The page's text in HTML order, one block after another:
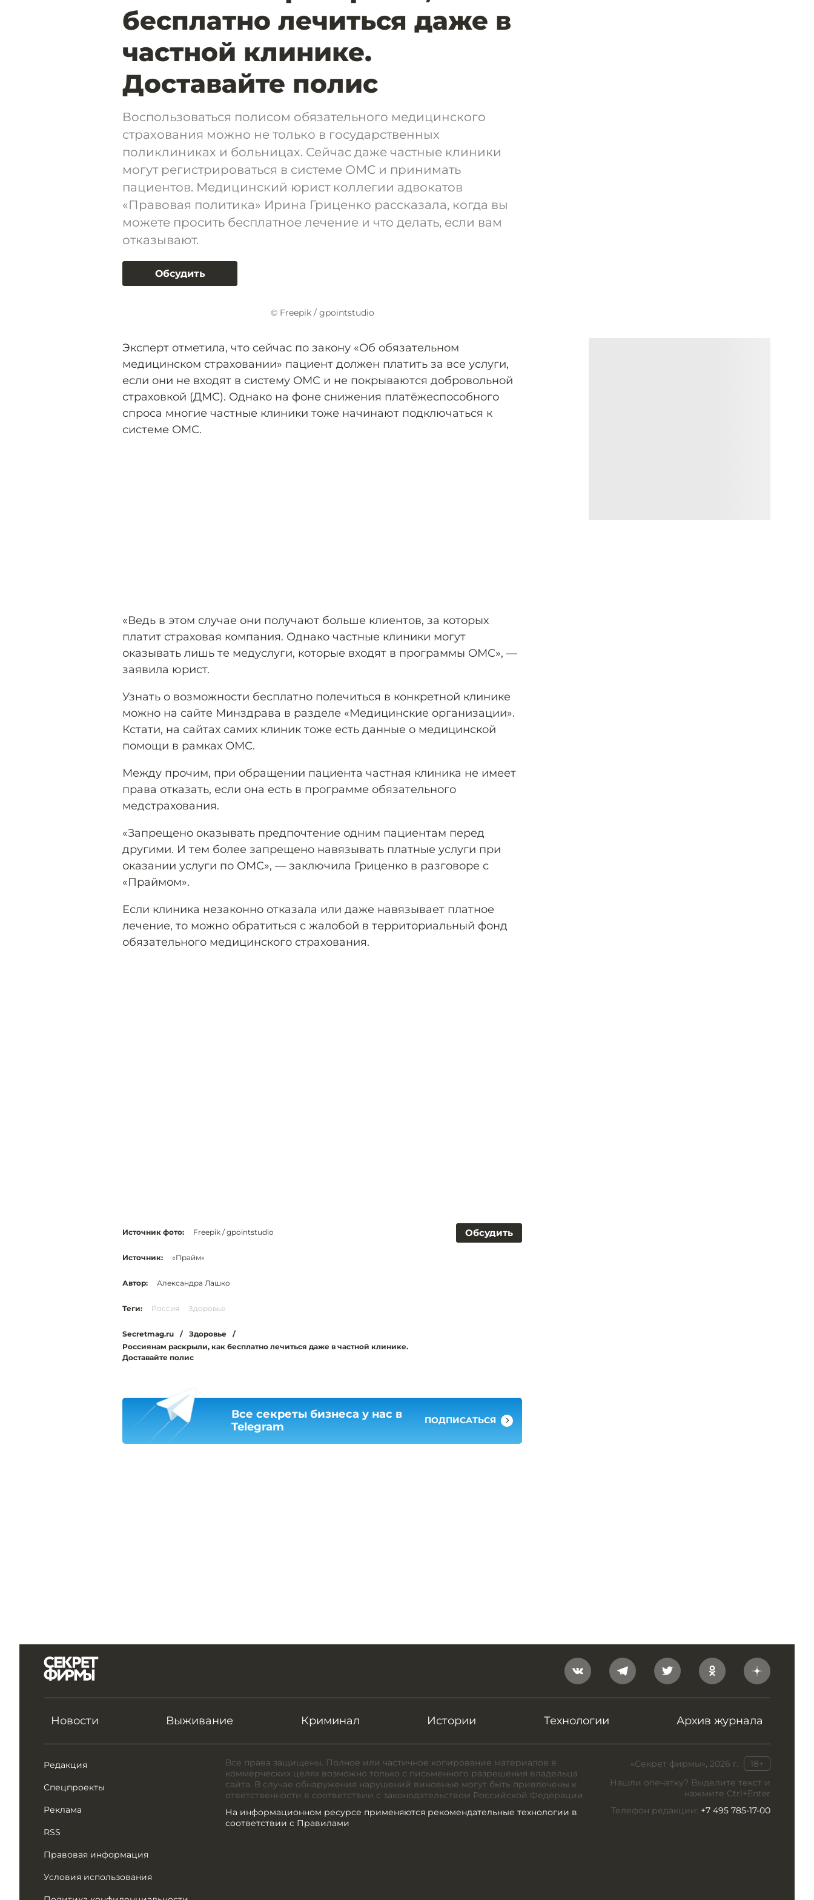
бесплатно лечиться даже в
частной клинике.
Доставайте полис
Воспользоваться полисом обязательного медицинского
страхования можно не только в государственных
поликлиниках и больницах. Сейчас даже частные клиники
могут регистрироваться в системе ОМС и принимать
пациентов. Медицинский юрист коллегии адвокатов
«Правовая политика» Ирина Гриценко рассказала, когда вы
можете просить бесплатное лечение и что делать, если вам
отказывают.
Обсудить
© Freepik / gpointstudio
Эксперт отметила, что сейчас по закону «Об обязательном
медицинском страховании» пациент должен платить за все услуги,
если они не входят в систему ОМС и не покрываются добровольной
страховкой (ДМС). Однако на фоне снижения платёжеспособного
спроса многие частные клиники тоже начинают подключаться к
системе ОМС.
«Ведь в этом случае они получают больше клиентов, за которых
платит страховая компания. Однако частные клиники могут
оказывать лишь те медуслуги, которые входят в программы ОМС», —
заявила юрист.
Узнать о возможности бесплатно полечиться в конкретной клинике
можно на сайте Минздрава в разделе «Медицинские организации».
Кстати, на сайтах самих клиник тоже есть данные о медицинской
помощи в рамках ОМС.
Между прочим, при обращении пациента частная клиника не имеет
права отказать, если она есть в программе обязательного
медстрахования.
«Запрещено оказывать предпочтение одним пациентам перед
другими. И тем более запрещено навязывать платные услуги при
оказании услуги по ОМС», — заключила Гриценко в разговоре с
«Праймом».
Если клиника незаконно отказала или даже навязывает платное
лечение, то можно обратиться с жалобой в территориальный фонд
обязательного медицинского страхования.
Обсудить
Источник фото: Freepik / gpointstudio
Источник: «Прайм»
Автор: Александра Лашко
Теги: Россия Здоровье
Secretmag.ru / Здоровье
/
Россиянам раскрыли, как бесплатно лечиться даже в частной клинике.
Доставайте полис
Все секреты бизнеса у нас в
Telegram
ПОДПИСАТЬСЯ
Новости Выживание Криминал Истории Технологии Архив журнала
Редакция
Спецпроекты
Реклама
RSS
Правовая информация
Условия использования
«Секрет фирмы», 2026 г.
18+
Нашли опечатку? Выделите текст и
нажмите Ctrl+Enter
Телефон редакции: +7 495 785-17-00
Все права защищены. Полное или частичное копирование материалов в
коммерческих целях возможно только с письменного разрешения владельца
сайта. В случае обнаружения нарушений виновные могут быть привлечены к
ответственности в соответствии с законодательством Российской Федерации.
На информационном ресурсе применяются рекомендательные технологии в
соответствии с Правилами